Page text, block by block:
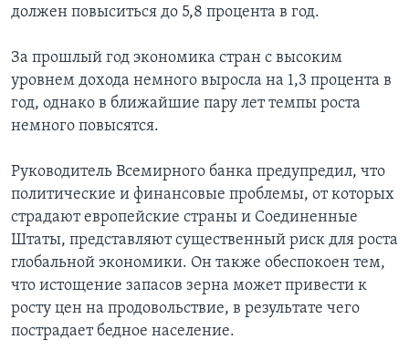
должен повыситься до 5,8 процента в год.
За прошлый год экономика стран с высоким
уровнем дохода немного выросла на 1,3 процента в
год, однако в ближайшие пару лет темпы роста
немного повысятся.
Руководитель Всемирного банка предупредил, что
политические и финансовые проблемы, от которых
страдают европейские страны и Соединенные
Штаты, представляют существенный риск для роста
глобальной экономики. Он также обеспокоен тем,
что истощение запасов зерна может привести к
росту цен на продовольствие, в результате чего
пострадает бедное население.